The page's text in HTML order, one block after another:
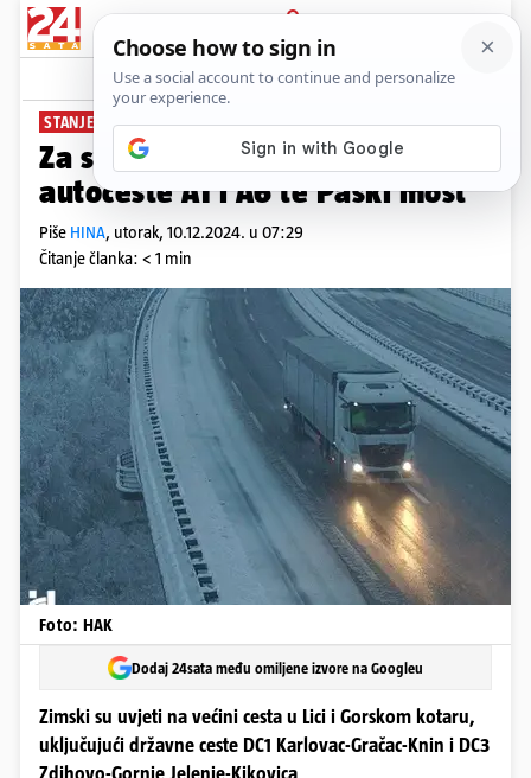
PRIJAVA
News Komentari
STANJE U PROMETU
Za sve skupine vozila otvorene
autoceste A1 i A6 te Paški most
Piše HINA, utorak, 10.12.2024. u 07:29
Čitanje članka: < 1 min
Foto: HAK
Dodaj 24sata među omiljene izvore na Googleu
Zimski su uvjeti na većini cesta u Lici i Gorskom kotaru,
uključujući državne ceste DC1 Karlovac-Gračac-Knin i DC3
Zdihovo-Gornje Jelenje-Kikovica